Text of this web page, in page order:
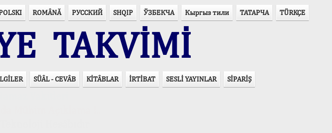
ROMÂNĂ РУССКИЙ SHQIP ЎЗБЕКЧА Кыргыз тили ТАТАРЧА TÜRKÇE
TAKVİMİ
SÜÂL - CEVÂB KİTÂBLAR İRTİBAT SESLİ YAYINLAR SİPARİŞ